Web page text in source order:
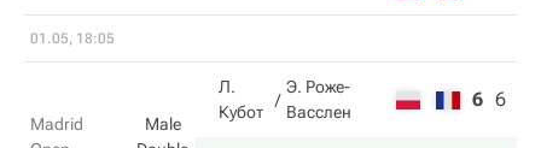
01.05, 18:05
Madrid
Male
Л.
Кубот
Э. Роже-
Васслен
6 6